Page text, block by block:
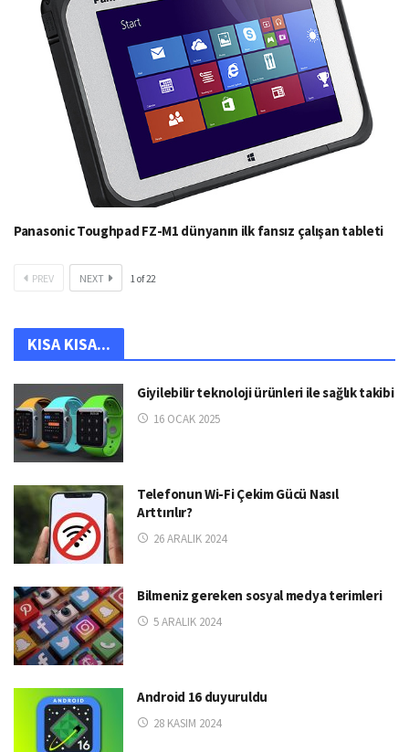
Panasonic Toughpad FZ-M1 dünyanın ilk fansız çalışan tableti
PREV NEXT 1of22
KISA KISA...
Giyilebilir teknoloji ürünleri ile sağlık takibi
16 OCAK 2025
Telefonun Wi-Fi Çekim Gücü Nasıl
Arttırılır?
26 ARALIK 2024
Bilmeniz gereken sosyal medya terimleri
5 ARALIK 2024
Android 16 duyuruldu
28 KASIM 2024